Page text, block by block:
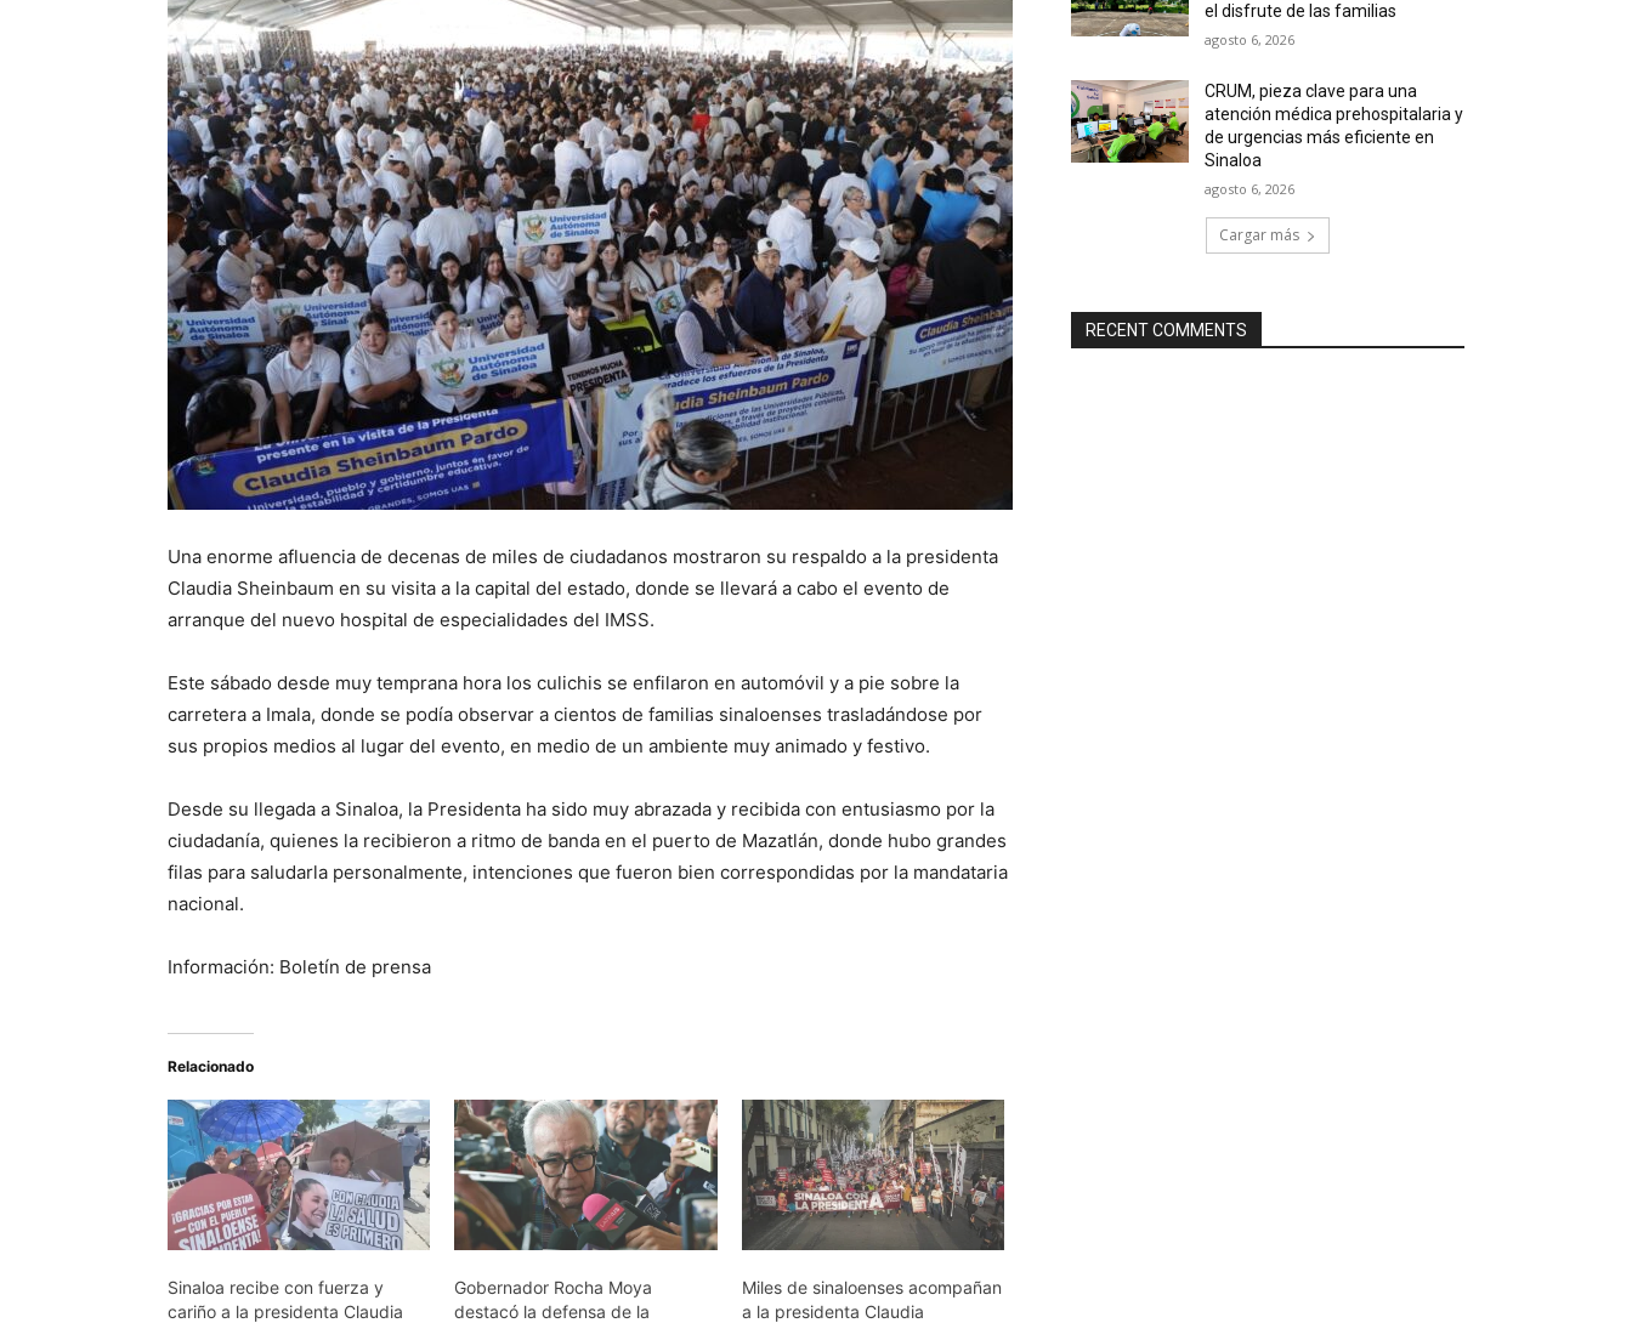
Una enorme afluencia de decenas de miles de ciudadanos mostraron su respaldo a la presidenta
Claudia Sheinbaum en su visita a la capital del estado, donde se llevará a cabo el evento de
arranque del nuevo hospital de especialidades del IMSS.
Este sábado desde muy temprana hora los culichis se enfilaron en automóvil y a pie sobre la
carretera a Imala, donde se podía observar a cientos de familias sinaloenses trasladándose por
sus propios medios al lugar del evento, en medio de un ambiente muy animado y festivo.
Desde su llegada a Sinaloa, la Presidenta ha sido muy abrazada y recibida con entusiasmo por la
ciudadanía, quienes la recibieron a ritmo de banda en el puerto de Mazatlán, donde hubo grandes
filas para saludarla personalmente, intenciones que fueron bien correspondidas por la mandataria
nacional.
Información: Boletín de prensa
Relacionado
Sinaloa recibe con fuerza y
cariño a la presidenta Claudia
Gobernador Rocha Moya
destacó la defensa de la
Miles de sinaloenses acompañan
a la presidenta Claudia
el disfrute de las familias
agosto 6, 2026
CRUM, pieza clave para una
atención médica prehospitalaria y
de urgencias más eficiente en
Sinaloa
agosto 6, 2026
Cargar más
RECENT COMMENTS